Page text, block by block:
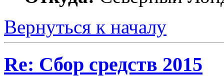
Вернуться к началу
Re: Сбор средств 2015